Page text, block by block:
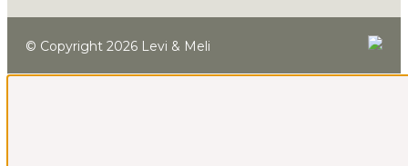
© Copyright 2026 Levi & Meli